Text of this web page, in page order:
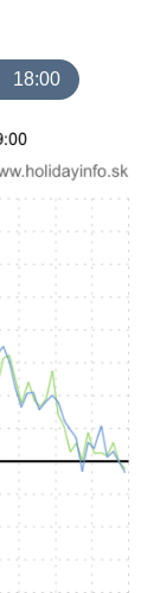
18:00